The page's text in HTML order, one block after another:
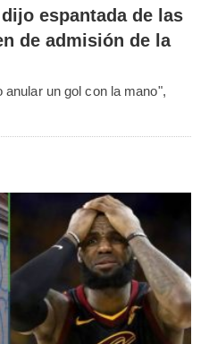
espantada de las
de admisión de la
un gol con la mano",